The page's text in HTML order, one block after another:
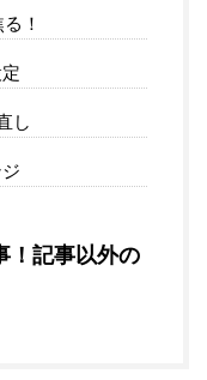
！
し
！記事以外の